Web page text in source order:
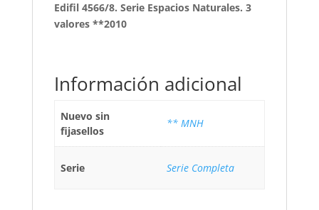
Edifil 4566/8. Serie Espacios Naturales. 3
valores **2010
Información adicional
Nuevo sin
fijasellos
** MNH
Serie Serie Completa